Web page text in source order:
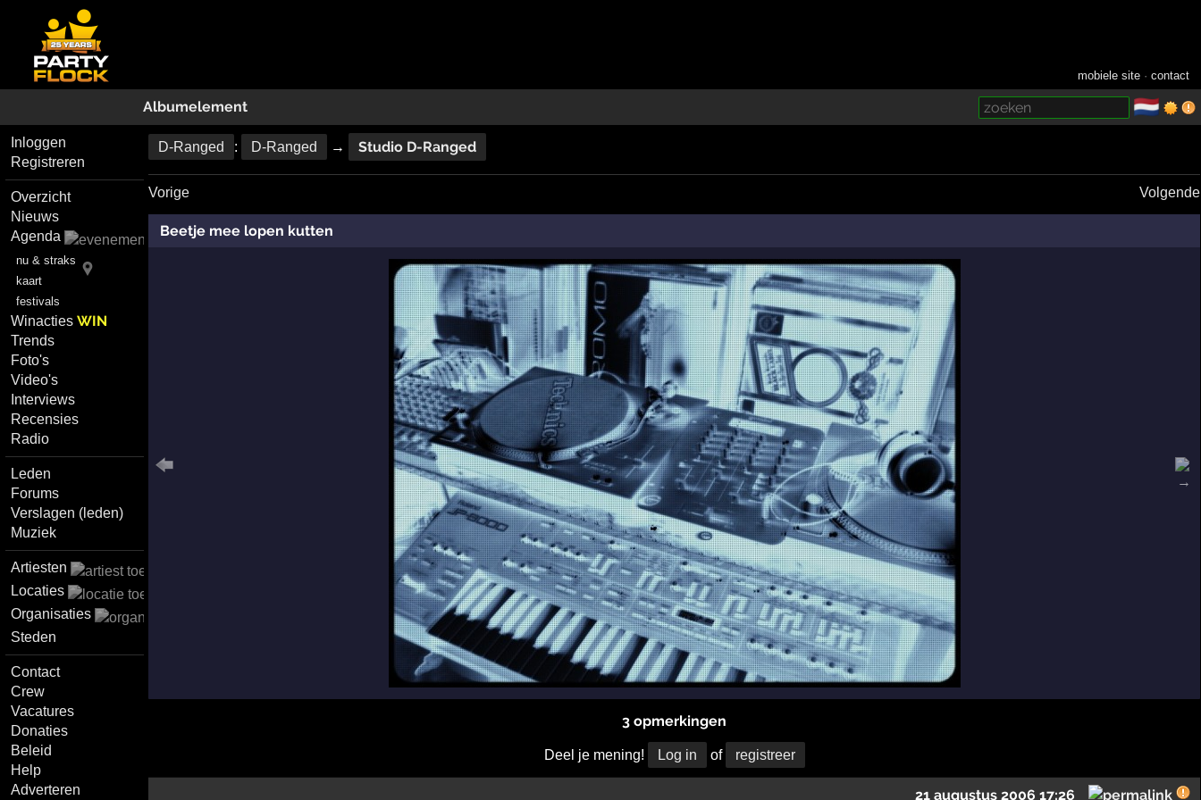
mobiele site ·contact
Albumelement 🇳🇱
Inloggen
Registreren
Overzicht
Nieuws
Agenda
nu & straks
kaart
festivals
WinactiesWIN
Trends
Foto's
Video's
Interviews
Recensies
Radio
Leden
Forums
Verslagen (leden)
Muziek
Artiesten
Locaties
Organisaties
Steden
Contact
Crew
Vacatures
Donaties
Beleid
Help
Adverteren
D-Ranged : D-Ranged → Studio D-Ranged
Vorige Volgende
Beetje mee lopen kutten
3 opmerkingen
Deel je mening! Log in of registreer
21 augustus 2006 17:26